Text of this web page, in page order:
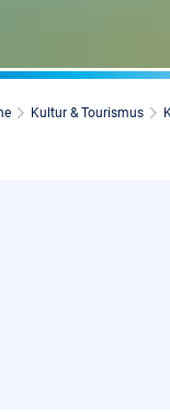
Kultur & Tourismus